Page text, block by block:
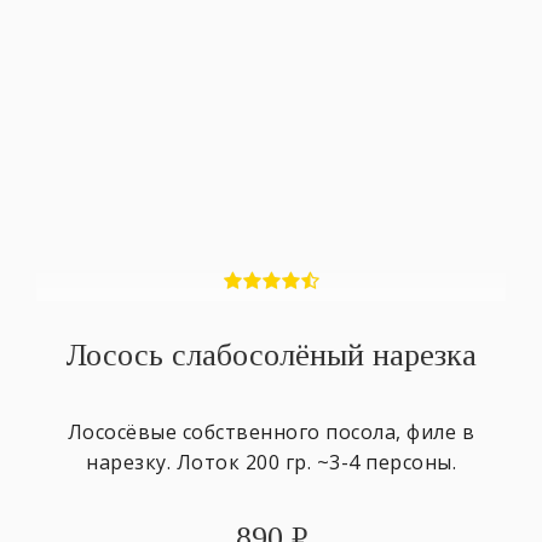
Лосось слабосолёный нарезка
Лососёвые собственного посола, филе в
нарезку. Лоток 200 гр. ~3-4 персоны.